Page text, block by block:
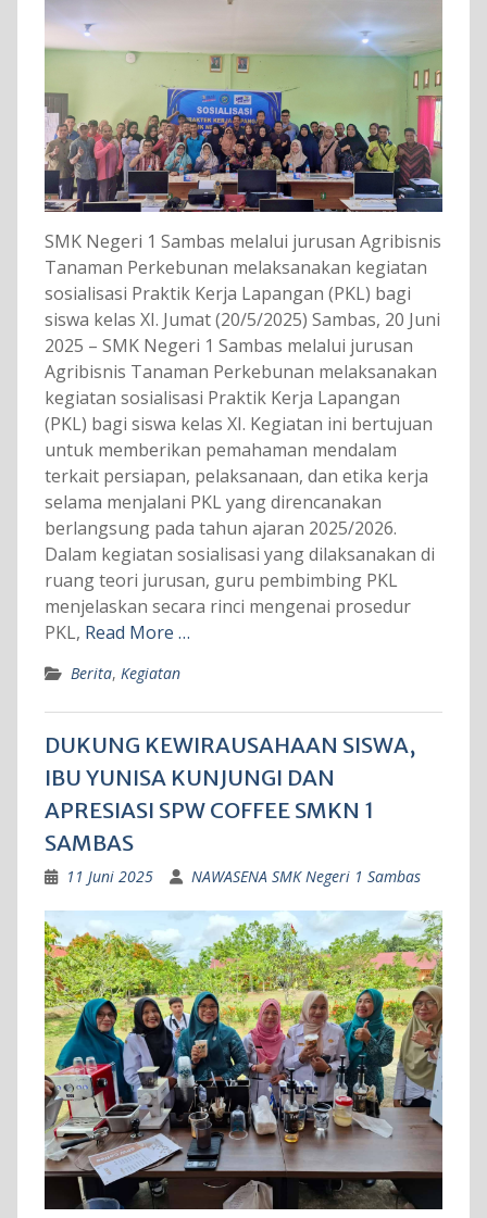
SMK Negeri 1 Sambas melalui jurusan Agribisnis
Tanaman Perkebunan melaksanakan kegiatan
sosialisasi Praktik Kerja Lapangan (PKL) bagi
siswa kelas XI. Jumat (20/5/2025) Sambas, 20 Juni
2025 – SMK Negeri 1 Sambas melalui jurusan
Agribisnis Tanaman Perkebunan melaksanakan
kegiatan sosialisasi Praktik Kerja Lapangan
(PKL) bagi siswa kelas XI. Kegiatan ini bertujuan
untuk memberikan pemahaman mendalam
terkait persiapan, pelaksanaan, dan etika kerja
selama menjalani PKL yang direncanakan
berlangsung pada tahun ajaran 2025/2026.
Dalam kegiatan sosialisasi yang dilaksanakan di
ruang teori jurusan, guru pembimbing PKL
menjelaskan secara rinci mengenai prosedur
PKL, Read More …
Berita, Kegiatan
DUKUNG KEWIRAUSAHAAN SISWA,
IBU YUNISA KUNJUNGI DAN
APRESIASI SPW COFFEE SMKN 1
SAMBAS
11 Juni 2025 NAWASENA SMK Negeri 1 Sambas